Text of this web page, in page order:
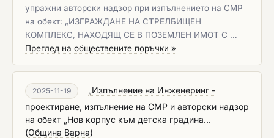
упражни авторски надзор при изпълнението на СМР
на обект: „ИЗГРАЖДАНЕ НА СТРЕЛБИЩЕН
КОМПЛЕКС, НАХОДЯЩ СЕ В ПОЗЕМЛЕН ИМОТ С …
Преглед на обществените поръчки »
2025-11-19
„Изпълнение на Инженеринг -
проектиране, изпълнение на СМР и авторски надзор
на обект „Нов корпус към детска градина...
(Община Варна)